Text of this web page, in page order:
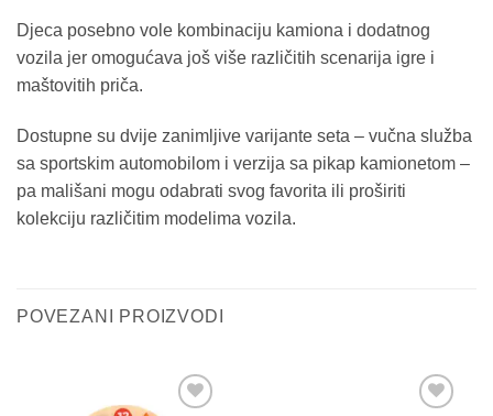
Djeca posebno vole kombinaciju kamiona i dodatnog
vozila jer omogućava još više različitih scenarija igre i
maštovitih priča.
Dostupne su dvije zanimljive varijante seta – vučna služba
sa sportskim automobilom i verzija sa pikap kamionetom –
pa mališani mogu odabrati svog favorita ili proširiti
kolekciju različitim modelima vozila.
POVEZANI PROIZVODI